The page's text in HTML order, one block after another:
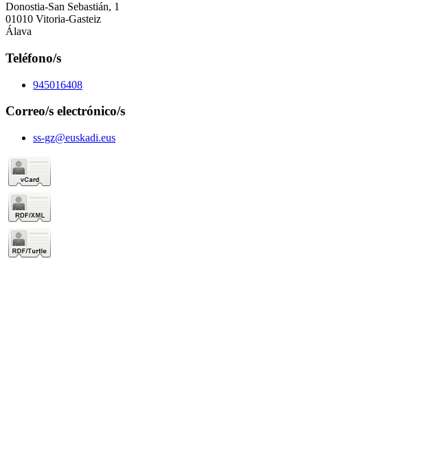
Donostia-San Sebastián, 1
01010 Vitoria-Gasteiz
Álava
Teléfono/s
945016408
Correo/s electrónico/s
ss-gz@euskadi.eus